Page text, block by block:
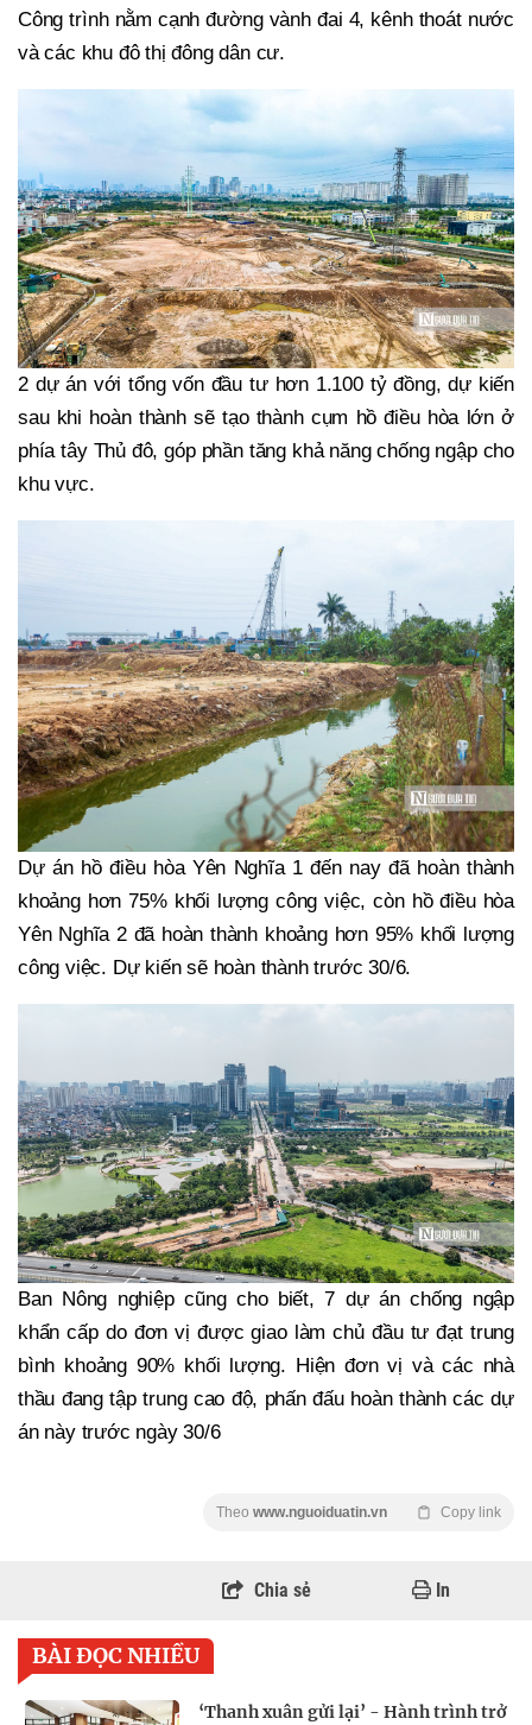
Công trình nằm cạnh đường vành đai 4, kênh thoát nước
và các khu đô thị đông dân cư.
2 dự án với tổng vốn đầu tư hơn 1.100 tỷ đồng, dự kiến
sau khi hoàn thành sẽ tạo thành cụm hồ điều hòa lớn ở
phía tây Thủ đô, góp phần tăng khả năng chống ngập cho
khu vực.
Dự án hồ điều hòa Yên Nghĩa 1 đến nay đã hoàn thành
khoảng hơn 75% khối lượng công việc, còn hồ điều hòa
Yên Nghĩa 2 đã hoàn thành khoảng hơn 95% khối lượng
công việc. Dự kiến sẽ hoàn thành trước 30/6.
Ban Nông nghiệp cũng cho biết, 7 dự án chống ngập
khẩn cấp do đơn vị được giao làm chủ đầu tư đạt trung
bình khoảng 90% khối lượng. Hiện đơn vị và các nhà
thầu đang tập trung cao độ, phấn đấu hoàn thành các dự
án này trước ngày 30/6
Theo www.nguoiduatin.vn Copy link
Chia sẻ In
BÀI ĐỌC NHIỀU
‘Thanh xuân gửi lại’ - Hành trình trở